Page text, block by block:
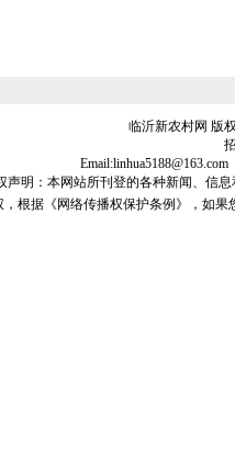
临沂新农村网 版
声明：本网站所刊登的各种新闻、信息
根据《网络传播权保护条例》，如